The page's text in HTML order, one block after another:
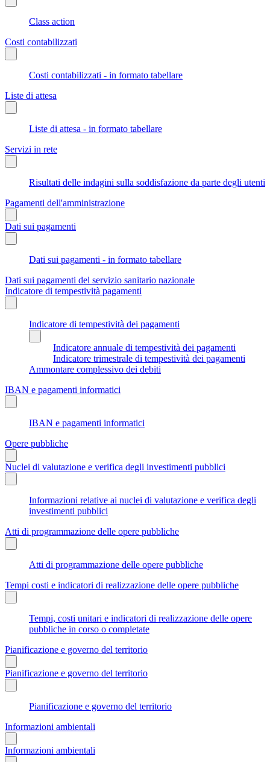
Class action
Costi contabilizzati
Costi contabilizzati - in formato tabellare
Liste di attesa
Liste di attesa - in formato tabellare
Servizi in rete
Risultati delle indagini sulla soddisfazione da parte degli utenti
Pagamenti dell'amministrazione
Dati sui pagamenti
Dati sui pagamenti - in formato tabellare
Dati sui pagamenti del servizio sanitario nazionale
Indicatore di tempestività pagamenti
Indicatore di tempestività dei pagamenti
Indicatore annuale di tempestività dei pagamenti
Indicatore trimestrale di tempestività dei pagamenti
Ammontare complessivo dei debiti
IBAN e pagamenti informatici
IBAN e pagamenti informatici
Opere pubbliche
Nuclei di valutazione e verifica degli investimenti pubblici
Informazioni relative ai nuclei di valutazione e verifica degli
investimenti pubblici
Atti di programmazione delle opere pubbliche
Atti di programmazione delle opere pubbliche
Tempi costi e indicatori di realizzazione delle opere pubbliche
Tempi, costi unitari e indicatori di realizzazione delle opere
pubbliche in corso o completate
Pianificazione e governo del territorio
Pianificazione e governo del territorio
Pianificazione e governo del territorio
Informazioni ambientali
Informazioni ambientali